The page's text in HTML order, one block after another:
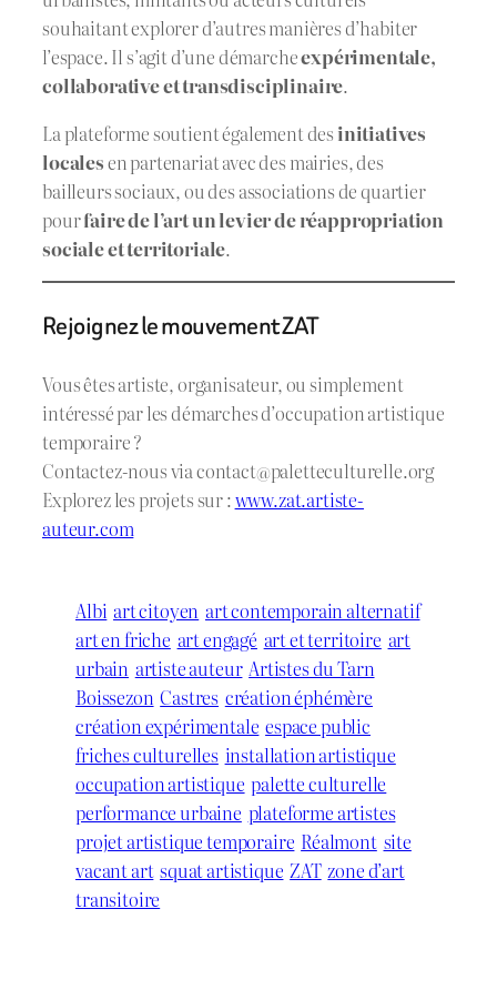
souhaitant explorer d’autres manières d’habiter
l’espace. Il s’agit d’une démarcheexpérimentale,
collaborative et transdisciplinaire.
La plateforme soutient également desinitiatives
localesen partenariat avec des mairies, des
bailleurs sociaux, ou des associations de quartier
pourfaire de l’art un levier de réappropriation
sociale et territoriale.
Rejoignez le mouvement ZAT
Vous êtes artiste, organisateur, ou simplement
intéressé par les démarches d’occupation artistique
temporaire ?
Contactez-nous viacontact@paletteculturelle.org
Explorez les projets sur :www.zat.artiste-
auteur.com
Albi art citoyen art contemporain alternatif
art en friche art engagé art et territoire art
urbain artiste auteur Artistes du Tarn
Boissezon Castres création éphémère
création expérimentale espace public
friches culturelles installation artistique
occupation artistique palette culturelle
performance urbaine plateforme artistes
projet artistique temporaire Réalmont site
vacant art squat artistique ZAT zone d’art
transitoire